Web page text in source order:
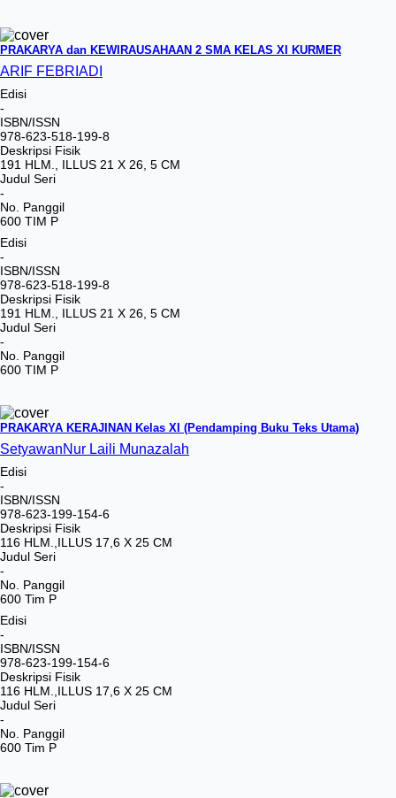
PRAKARYA dan KEWIRAUSAHAAN 2 SMA KELAS XI KURMER
ARIF FEBRIADI
Edisi
-
ISBN/ISSN
978-623-518-199-8
Deskripsi Fisik
191 HLM., ILLUS 21 X 26, 5 CM
Judul Seri
-
No. Panggil
600 TIM P
Edisi
-
ISBN/ISSN
978-623-518-199-8
Deskripsi Fisik
191 HLM., ILLUS 21 X 26, 5 CM
Judul Seri
-
No. Panggil
600 TIM P
PRAKARYA KERAJINAN Kelas XI (Pendamping Buku Teks Utama)
SetyawanNur Laili Munazalah
Edisi
-
ISBN/ISSN
978-623-199-154-6
Deskripsi Fisik
116 HLM.,ILLUS 17,6 X 25 CM
Judul Seri
-
No. Panggil
600 Tim P
Edisi
-
ISBN/ISSN
978-623-199-154-6
Deskripsi Fisik
116 HLM.,ILLUS 17,6 X 25 CM
Judul Seri
-
No. Panggil
600 Tim P